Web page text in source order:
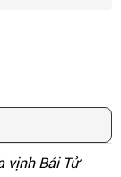
vịnh Bái Tử